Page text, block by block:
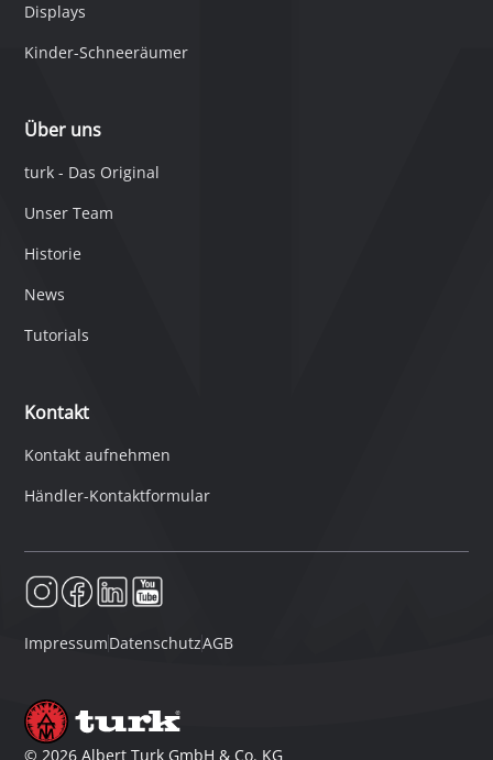
Displays
Kinder-Schneeräumer
Über uns
turk - Das Original
Unser Team
Historie
News
Tutorials
Kontakt
Kontakt aufnehmen
Händler-Kontaktformular
ImpressumDatenschutzAGB
© 2026 Albert Turk GmbH & Co. KG